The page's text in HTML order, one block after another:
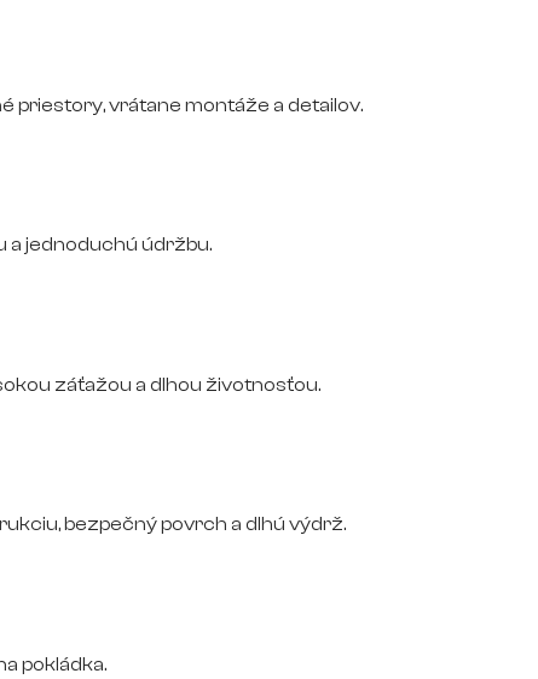
priestory, vrátane montáže a detailov.
a jednoduchú údržbu.
záťažou a dlhou životnosťou.
bezpečný povrch a dlhú výdrž.
pokládka.